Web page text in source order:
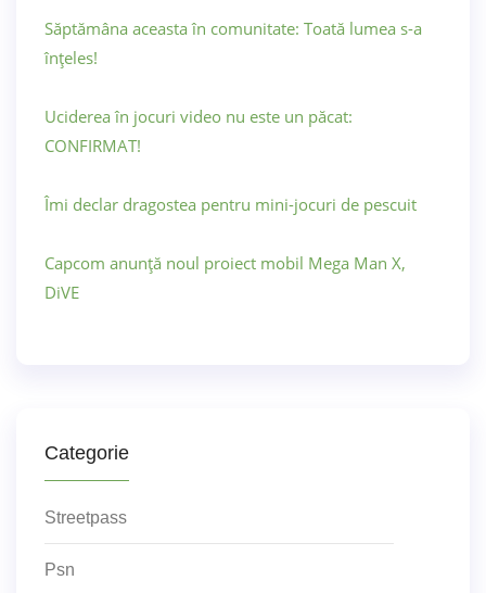
Săptămâna aceasta în comunitate: Toată lumea s-a
înțeles!
Uciderea în jocuri video nu este un păcat:
CONFIRMAT!
Îmi declar dragostea pentru mini-jocuri de pescuit
Capcom anunță noul proiect mobil Mega Man X,
DiVE
Categorie
Streetpass
Psn